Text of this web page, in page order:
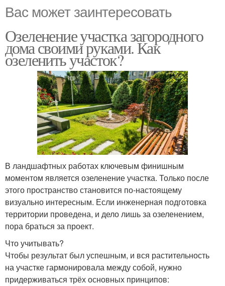
Вас может заинтересовать
Озеленение участка загородного
дома своими руками. Как
озеленить участок?
В ландшафтных работах ключевым финишным
моментом является озеленение участка. Только после
этого пространство становится по-настоящему
визуально интересным. Если инженерная подготовка
территории проведена, и дело лишь за озеленением,
пора браться за проект.
Что учитывать?
Чтобы результат был успешным, и вся растительность
на участке гармонировала между собой, нужно
придерживаться трёх основных принципов: